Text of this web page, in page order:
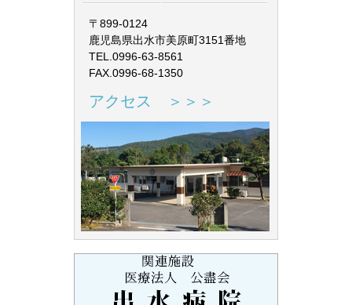
〒899-0124
鹿児島県出水市美原町3151番地
TEL.0996-63-8561
FAX.0996-68-1350
アクセス ＞＞＞